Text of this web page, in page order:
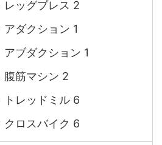
レッグプレス 2
アダクション 1
アブダクション 1
腹筋マシン 2
トレッドミル 6
クロスバイク 6